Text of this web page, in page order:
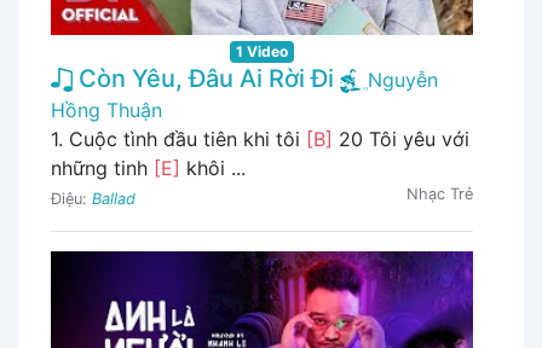
1 Video
Còn Yêu, Đâu Ai Rời Đi
Nguyễn
Hồng Thuận
1. Cuộc tình đầu tiên khi tôi [B] 20 Tôi yêu với
những tinh [E] khôi ...
Điệu: Ballad Nhạc Trẻ